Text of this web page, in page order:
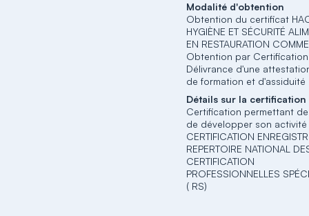
Modalité d'obtention
Obtention du certificat
HYGIÈNE ET SÉCURITÉ
EN RESTAURATION
Obtention par Certification
Délivrance d'une
de formation et d'assiduité
Détails sur la certification
Certification permettant
de développer son activité
CERTIFICATION
REPERTOIRE NATIONAL
CERTIFICATION
PROFESSIONNELLES
( RS)